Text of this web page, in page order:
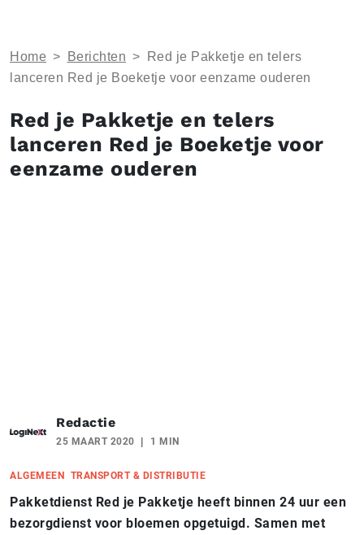
Home > Berichten >
Red je Pakketje en telers
lanceren Red je Boeketje voor eenzame ouderen
Red je Pakketje en telers
lanceren Red je Boeketje voor
eenzame ouderen
Redactie
25 MAART 2020 1 MIN
ALGEMEEN TRANSPORT & DISTRIBUTIE
Pakketdienst Red je Pakketje heeft binnen 24 uur een
bezorgdienst voor bloemen opgetuigd. Samen met